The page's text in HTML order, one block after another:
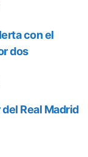
con el
dos
Real Madrid